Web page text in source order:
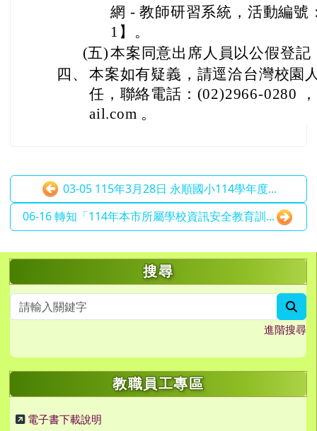
網 - 教師研習系統，活動編號
1】。
(五)本案同意出席人員以公假登
四、 本案如有疑義，請逕洽台灣校園
任，聯絡電話：(02)2966-0280
ail.com 。
03-05 115年3月28日 永順國小114學年度...
06-16 轉知「114年本市所屬學校資訊安全教育訓...
左邊區域內容 搜尋
進階搜尋
教職員工專區
電子書下載說明